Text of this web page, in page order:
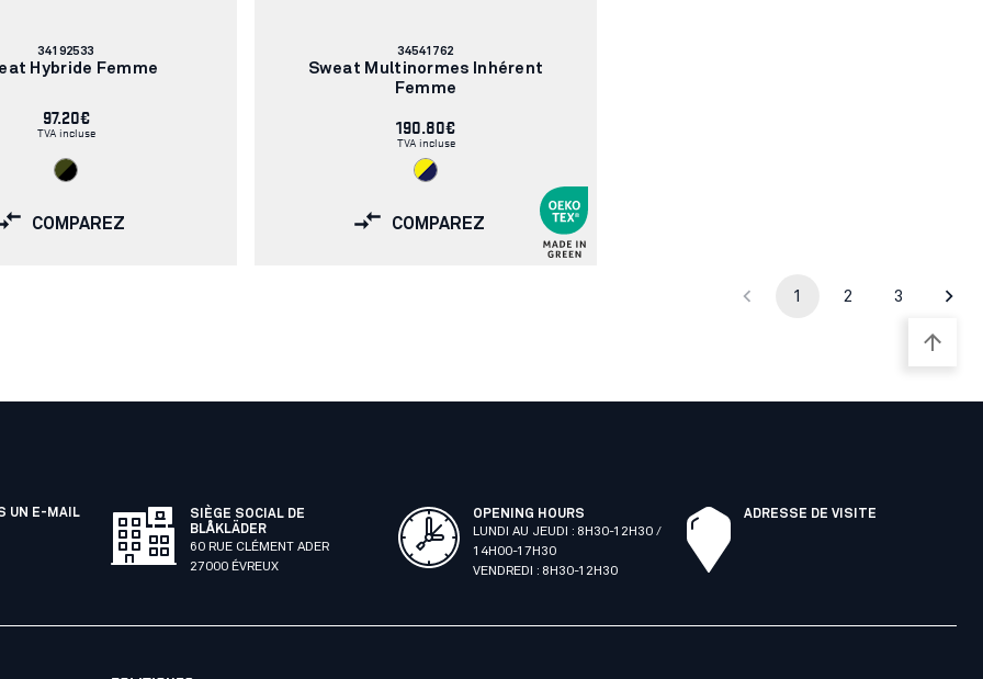
Numéro
d'article:
34192533
Hybride Femme
97.20€
TVA incluse
COMPAREZ
Numéro
d'article:
34541762
Sweat Multinormes Inhérent
Femme
190.80€
TVA incluse
COMPAREZ
1 2 3
UN E-MAIL
SIÈGE SOCIAL DE
BLÅKLÄDER
60 RUE CLÉMENT ADER
27000 ÉVREUX
OPENING HOURS
LUNDI AU JEUDI : 8H30-12H30 /
14H00-17H30
VENDREDI : 8H30-12H30
ADRESSE DE VISITE